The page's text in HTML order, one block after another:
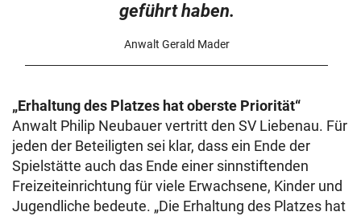
geführt haben.
Anwalt Gerald Mader
„Erhaltung des Platzes hat oberste Priorität“
Anwalt Philip Neubauer vertritt den SV Liebenau. Für
jeden der Beteiligten sei klar, dass ein Ende der
Spielstätte auch das Ende einer sinnstiftenden
Freizeiteinrichtung für viele Erwachsene, Kinder und
Jugendliche bedeute. „Die Erhaltung des Platzes hat